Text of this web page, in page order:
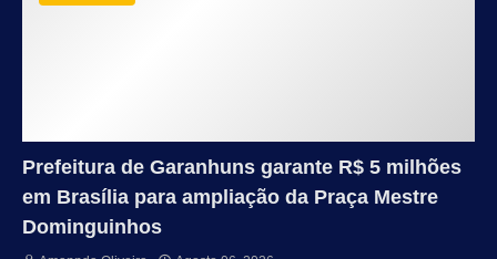
Prefeitura de Garanhuns garante R$ 5 milhões
em Brasília para ampliação da Praça Mestre
Dominguinhos